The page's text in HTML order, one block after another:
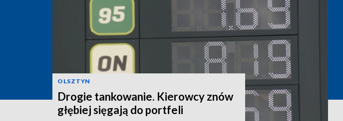
OLSZTYN
Drogie tankowanie. Kierowcy znów
głębiej sięgają do portfeli